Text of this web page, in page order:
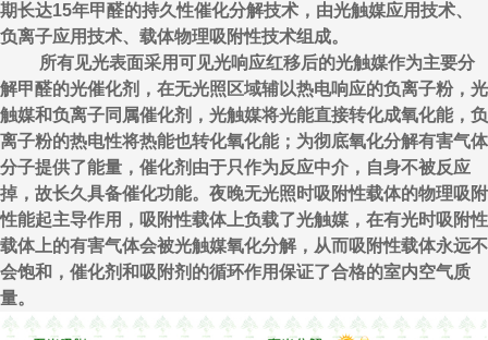
期长达15年甲醛的持久性催化分解技术，由光触媒应用技术、
负离子应用技术、载体物理吸附性技术组成。
所有见光表面采用可见光响应红移后的光触媒作为主要分
解甲醛的光催化剂，在无光照区域辅以热电响应的负离子粉，光
触媒和负离子同属催化剂，光触媒将光能直接转化成氧化能，负
离子粉的热电性将热能也转化氧化能；为彻底氧化分解有害气体
分子提供了能量，催化剂由于只作为反应中介，自身不被反应
掉，故长久具备催化功能。夜晚无光照时吸附性载体的物理吸附
性能起主导作用，吸附性载体上负载了光触媒，在有光时吸附性
载体上的有害气体会被光触媒氧化分解，从而吸附性载体永远不
会饱和，催化剂和吸附剂的循环作用保证了合格的室内空气质
量。